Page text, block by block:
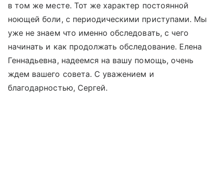
в том же месте. Тот же характер постоянной
ноющей боли, с периодическими приступами. Мы
уже не знаем что именно обследовать, с чего
начинать и как продолжать обследование. Елена
Геннадьевна, надеемся на вашу помощь, очень
ждем вашего совета. С уважением и
благодарностью, Сергей.